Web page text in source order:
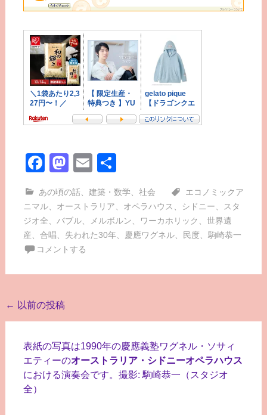
Facebook
Mastodon
Email
あの頃の話、 建築・数学 社会
エコノミックア
ニマル、 オーストラリア オペラハウス シドニー
スタ
ジオ全
バブル、 メルボルン ワーカホリック
世界遺
産
合唱 失われた30年、 慶應ワグネル、 民度
駒崎恭一
コメントする
投
稿
← 以前の投稿
表紙の写真は1990年の慶應義塾ワグネル・ソサィ
エティーのオーストラリア・シドニーオペラハウス
における演奏会です。撮影: 駒崎恭一（スタジオ
全）